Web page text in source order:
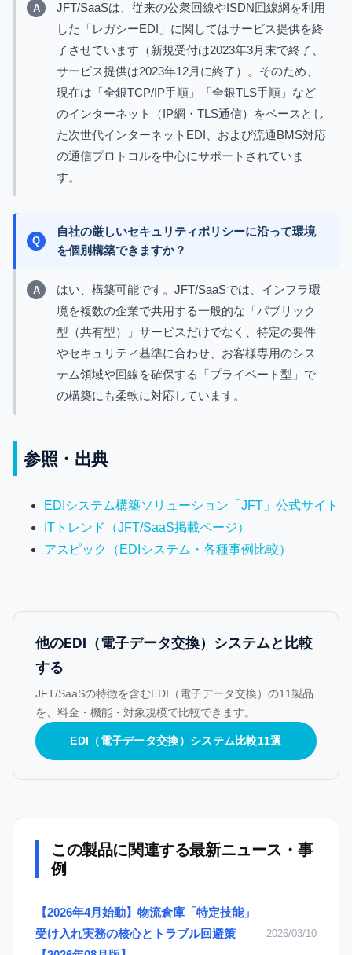
JFT/SaaSは、従来の公衆回線やISDN回線網を利用
した「レガシーEDI」に関してはサービス提供を終
了させています（新規受付は2023年3月末で終了、
サービス提供は2023年12月に終了）。そのため、
現在は「全銀TCP/IP手順」「全銀TLS手順」など
のインターネット（IP網・TLS通信）をベースとし
た次世代インターネットEDI、および流通BMS対応
の通信プロトコルを中心にサポートされていま
す。
自社の厳しいセキュリティポリシーに沿って環境
を個別構築できますか？
はい、構築可能です。JFT/SaaSでは、インフラ環
境を複数の企業で共用する一般的な「パブリック
型（共有型）」サービスだけでなく、特定の要件
やセキュリティ基準に合わせ、お客様専用のシス
テム領域や回線を確保する「プライベート型」で
の構築にも柔軟に対応しています。
参照・出典
EDIシステム構築ソリューション「JFT」公式サイト
ITトレンド（JFT/SaaS掲載ページ）
アスピック（EDIシステム・各種事例比較）
他のEDI（電子データ交換）システムと比較
する
JFT/SaaSの特徴を含むEDI（電子データ交換）の11製品
を、料金・機能・対象規模で比較できます。
EDI（電子データ交換）システム比較11選
この製品に関連する最新ニュース・事
例
【2026年4月始動】物流倉庫「特定技能」
受け入れ実務の核心とトラブル回避策
2026/03/10